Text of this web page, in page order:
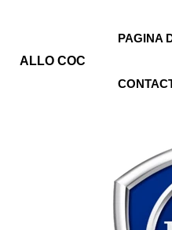
ALLO COC
PAGINA